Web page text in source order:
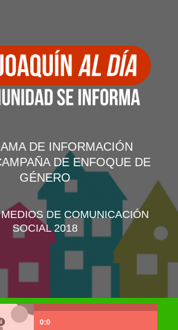
DE INFORMACIÓN
DE ENFOQUE DE
GÉNERO
DE COMUNICACIÓN
SOCIAL 2018
0:0